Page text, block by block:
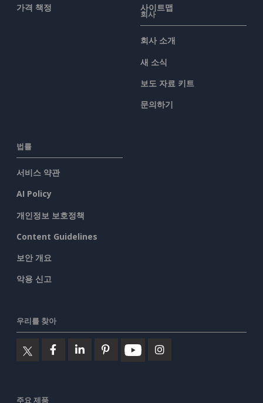
가격 책정
사이트맵
회사
회사 소개
새 소식
보도 자료 키트
문의하기
법률
서비스 약관
AI Policy
개인정보 보호정책
Content Guidelines
보안 개요
악용 신고
우리를 찾아
주요 제품